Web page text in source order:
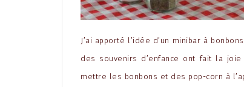
J’ai apporté l’idée d’un minibar à
des souvenirs d’enfance ont fait la
mettre les bonbons et des pop-corn à